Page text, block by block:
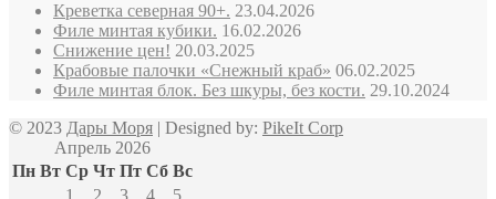
Креветка северная 90+. 23.04.2026
Филе минтая кубики. 16.02.2026
Снижение цен! 20.03.2025
Крабовые палочки «Снежный краб» 06.02.2025
Филе минтая блок. Без шкуры, без кости. 29.10.2024
© 2023 Дары Моря | Designed by: PikeIt Corp
Апрель 2026
Пн Вт Ср Чт Пт Сб Вс